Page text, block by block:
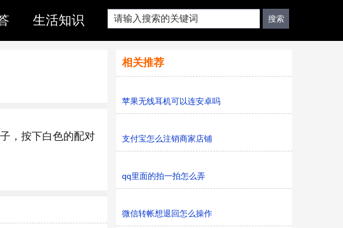
生活知识
，按下白色的配对
相关推荐
苹果无线耳机可以连安卓吗
支付宝怎么注销商家店铺
qq里面的拍一拍怎么弄
微信转帐想退回怎么操作